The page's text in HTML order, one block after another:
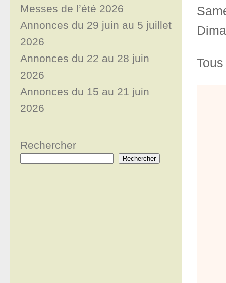
Messes de l’été 2026
Annonces du 29 juin au 5 juillet
2026
Annonces du 22 au 28 juin
2026
Annonces du 15 au 21 juin
2026
Rechercher
Rechercher